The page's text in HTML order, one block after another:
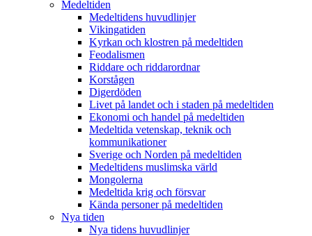
Medeltiden
Medeltidens huvudlinjer
Vikingatiden
Kyrkan och klostren på medeltiden
Feodalismen
Riddare och riddarordnar
Korstågen
Digerdöden
Livet på landet och i staden på medeltiden
Ekonomi och handel på medeltiden
Medeltida vetenskap, teknik och
kommunikationer
Sverige och Norden på medeltiden
Medeltidens muslimska värld
Mongolerna
Medeltida krig och försvar
Kända personer på medeltiden
Nya tiden
Nya tidens huvudlinjer